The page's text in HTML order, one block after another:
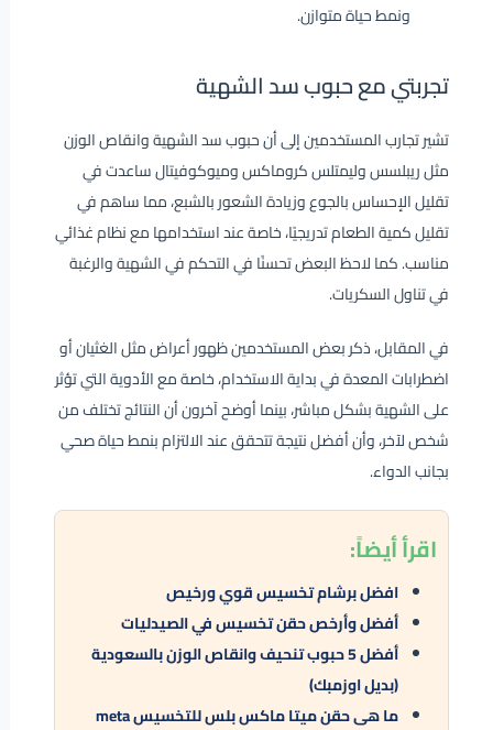
ونمط حياة متوازن.
تجربتي مع حبوب سد الشهية
تشير تجارب المستخدمين إلى أن حبوب سد الشهية وانقاص الوزن
مثل ريبلسس وليمتلس كروماكس وميوكوفيتال ساعدت في
تقليل الإحساس بالجوع وزيادة الشعور بالشبع، مما ساهم في
تقليل كمية الطعام تدريجيًا، خاصة عند استخدامها مع نظام غذائي
مناسب. كما لاحظ البعض تحسنًا في التحكم في الشهية والرغبة
في تناول السكريات.
في المقابل، ذكر بعض المستخدمين ظهور أعراض مثل الغثيان أو
اضطرابات المعدة في بداية الاستخدام، خاصة مع الأدوية التي تؤثر
على الشهية بشكل مباشر، بينما أوضح آخرون أن النتائج تختلف من
شخص لآخر، وأن أفضل نتيجة تتحقق عند الالتزام بنمط حياة صحي
بجانب الدواء.
اقرأ أيضاً:
افضل برشام تخسيس قوي ورخيص
أفضل وأرخص حقن تخسيس في الصيدليات
أفضل 5 حبوب تنحيف وانقاص الوزن بالسعودية
(بديل اوزمبك)
ما هى حقن ميتا ماكس بلس للتخسيس meta